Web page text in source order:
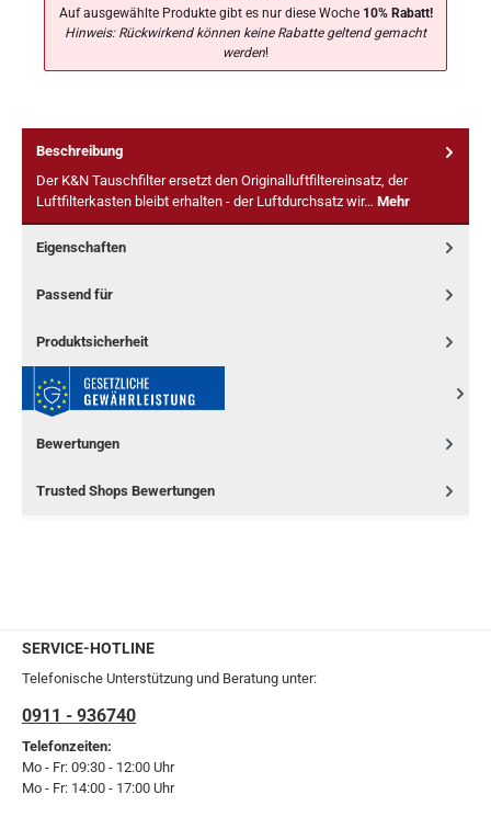
Auf ausgewählte Produkte gibt es nur diese Woche10% Rabatt!
Hinweis: Rückwirkend können keine Rabatte geltend gemacht
werden!
Beschreibung
Der K&N Tauschfilter ersetzt den Originalluftfiltereinsatz, der
Luftfilterkasten bleibt erhalten - der Luftdurchsatz wir… Mehr
Eigenschaften
Passend für
Produktsicherheit
Bewertungen
Trusted Shops Bewertungen
SERVICE-HOTLINE
Telefonische Unterstützung und Beratung unter:
0911 - 936740
Telefonzeiten:
Mo - Fr: 09:30 - 12:00 Uhr
Mo - Fr: 14:00 - 17:00 Uhr